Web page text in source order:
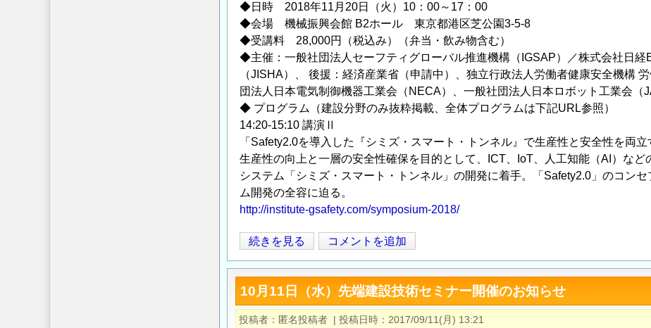
ウ
ム
開
催
の
ご
案
内
の
◆日時 2018年11月20日（火）10：00～17：00
◆会場 機械振興会館 B2ホール 東京都港区芝公園3-5-8
◆受講料 28,000円（税込み）（弁当・飲み物含む）
◆主催：一般社団法人セーフティグローバル推進機構（IGSAP）／株式会社日
（JISHA）、 後援：経済産業省（申請中）、独立行政法人労働者健康安全機構
団法人日本電気制御機器工業会（NECA）、一般社団法人日本ロボット工業会（
◆ プログラム（建設分野のみ抜粋掲載、全体プログラムは下記URL参照）
14:20-15:10 講演Ⅱ
「Safety2.0を導入した『シミズ・スマート・トンネル』で生産性と安全性を両立
生産性の向上と一層の安全性確保を目的として、ICT、IoT、人工知能（AI）な
システム「シミズ・スマート・トンネル」の開発に着手。「Safety2.0」のコン
ム開発の全容に迫る。
http://institute-gsafety.com/symposium-2018/
シ
ン
ポ
ジ
ウ
続きを見る コメントを追加
10月11日（水）先端建設技術セミナー開催のお知らせ
投稿者 匿名投稿者 | 投稿日時
2017/09/11(月) 13:21